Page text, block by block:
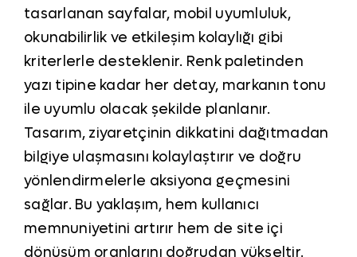
tasarlanan sayfalar, mobil uyumluluk,
okunabilirlik ve etkileşim kolaylığı gibi
kriterlerle desteklenir. Renk paletinden
yazı tipine kadar her detay, markanın tonu
ile uyumlu olacak şekilde planlanır.
Tasarım, ziyaretçinin dikkatini dağıtmadan
bilgiye ulaşmasını kolaylaştırır ve doğru
yönlendirmelerle aksiyona geçmesini
sağlar. Bu yaklaşım, hem kullanıcı
memnuniyetini artırır hem de site içi
dönüşüm oranlarını doğrudan yükseltir.